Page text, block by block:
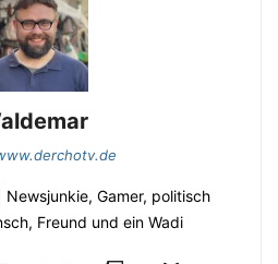
Gamer, politisch
Freund und ein Wadi